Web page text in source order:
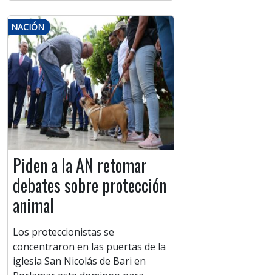
NACIÓN
Piden a la AN retomar
debates sobre protección
animal
Los proteccionistas se
concentraron en las puertas de la
iglesia San Nicolás de Bari en